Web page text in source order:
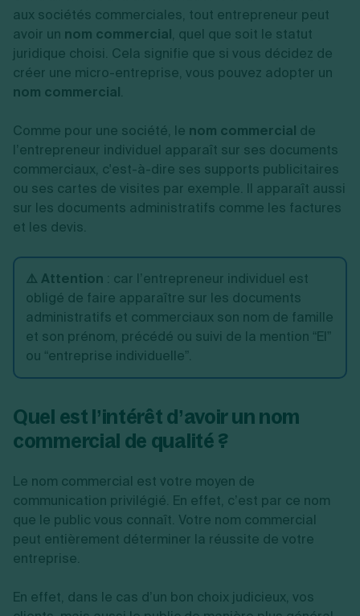
aux sociétés commerciales, tout entrepreneur peut
avoir un nom commercial, quel que soit le statut
juridique choisi. Cela signifie que si vous décidez de
créer une micro-entreprise, vous pouvez adopter un
nom commercial.
Comme pour une société, le nom commercial de
l’entrepreneur individuel apparaît sur ses documents
commerciaux, c'est-à-dire ses supports publicitaires
ou ses cartes de visites par exemple. Il apparaît aussi
sur les documents administratifs comme les factures
et les devis.
⚠️ Attention : car l’entrepreneur individuel est
obligé de faire apparaître sur les documents
administratifs et commerciaux son nom de famille
et son prénom, précédé ou suivi de la mention “EI”
ou “entreprise individuelle”.
Quel est l’intérêt d’avoir un nom
commercial de qualité ?
Le nom commercial est votre moyen de
communication privilégié. En effet, c’est par ce nom
que le public vous connaît. Votre nom commercial
peut entièrement déterminer la réussite de votre
entreprise.
En effet, dans le cas d’un bon choix judicieux, vos